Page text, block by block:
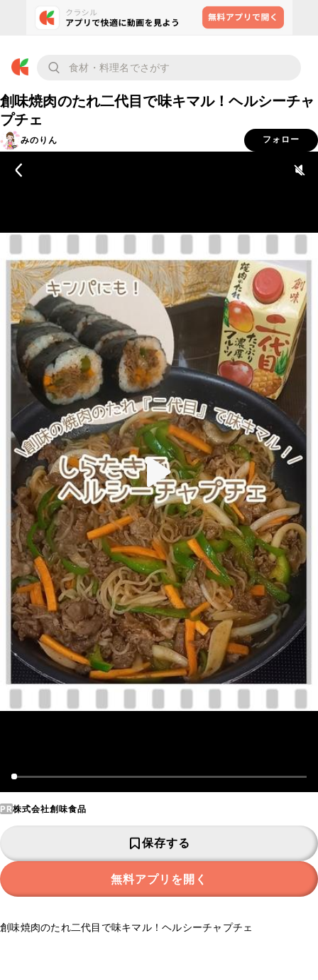
創味焼肉のたれ二代目で味キマル！ヘルシーチャ
プチェ
みのりん フォロー
PR株式会社創味食品
保存する
無料アプリを開く
創味焼肉のたれ二代目で味キマル！ヘルシーチャプチェ